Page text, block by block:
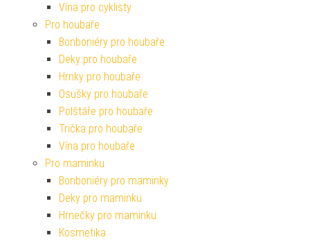
Vína pro cyklisty
Pro houbaře
Bonboniéry pro houbaře
Deky pro houbaře
Hrnky pro houbaře
Osušky pro houbaře
Polštáře pro houbaře
Trička pro houbaře
Vína pro houbaře
Pro maminku
Bonboniéry pro maminky
Deky pro maminku
Hrnečky pro maminku
Kosmetika